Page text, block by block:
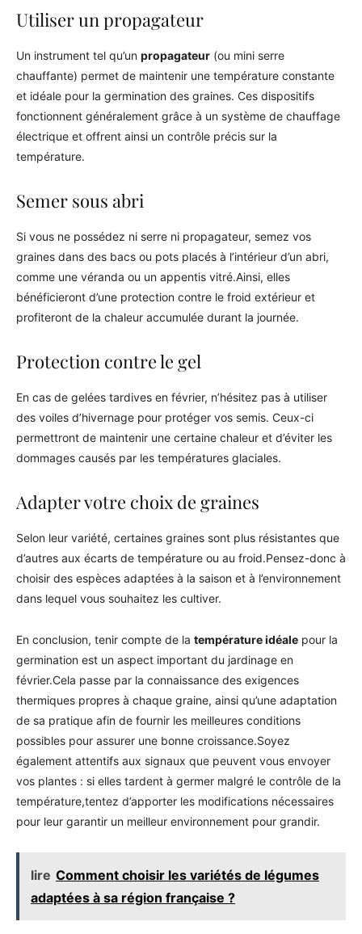
Utiliser un propagateur
Un instrument tel qu’un propagateur (ou mini serre
chauffante) permet de maintenir une température constante
et idéale pour la germination des graines. Ces dispositifs
fonctionnent généralement grâce à un système de chauffage
électrique et offrent ainsi un contrôle précis sur la
température.
Semer sous abri
Si vous ne possédez ni serre ni propagateur, semez vos
graines dans des bacs ou pots placés à l’intérieur d’un abri,
comme une véranda ou un appentis vitré.Ainsi, elles
bénéficieront d’une protection contre le froid extérieur et
profiteront de la chaleur accumulée durant la journée.
Protection contre le gel
En cas de gelées tardives en février, n’hésitez pas à utiliser
des voiles d’hivernage pour protéger vos semis. Ceux-ci
permettront de maintenir une certaine chaleur et d’éviter les
dommages causés par les températures glaciales.
Adapter votre choix de graines
Selon leur variété, certaines graines sont plus résistantes que
d’autres aux écarts de température ou au froid.Pensez-donc à
choisir des espèces adaptées à la saison et à l’environnement
dans lequel vous souhaitez les cultiver.
En conclusion, tenir compte de la température idéale pour la
germination est un aspect important du jardinage en
février.Cela passe par la connaissance des exigences
thermiques propres à chaque graine, ainsi qu’une adaptation
de sa pratique afin de fournir les meilleures conditions
possibles pour assurer une bonne croissance.Soyez
également attentifs aux signaux que peuvent vous envoyer
vos plantes : si elles tardent à germer malgré le contrôle de la
température,tentez d’apporter les modifications nécessaires
pour leur garantir un meilleur environnement pour grandir.
lire Comment choisir les variétés de légumes
adaptées à sa région française ?